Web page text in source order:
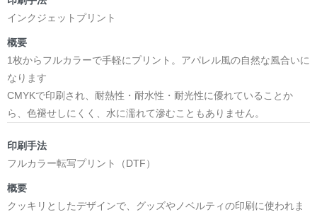
インクジェットプリント
概要
1枚からフルカラーで手軽にプリント。アパレル風の自然な風合いに
なります
CMYKで印刷され、耐熱性・耐水性・耐光性に優れていることか
ら、色褪せしにくく、水に濡れて滲むこともありません。
印刷手法
フルカラー転写プリント（DTF）
概要
クッキリとしたデザインで、グッズやノベルティの印刷に使われま